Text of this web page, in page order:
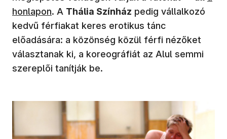
honlapon. A Thália Színház pedig vállalkozó
kedvű férfiakat keres erotikus tánc
előadására: a közönség közül férfi nézőket
választanak ki, a koreográfiát az Alul semmi
szereplői tanítják be.